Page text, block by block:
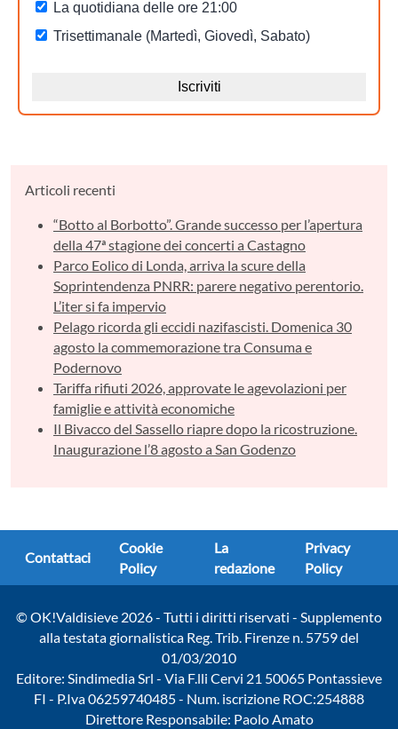
Articoli recenti
“Botto al Borbotto”. Grande successo per l’apertura
della 47ª stagione dei concerti a Castagno
Parco Eolico di Londa, arriva la scure della
Soprintendenza PNRR: parere negativo perentorio.
L’iter si fa impervio
Pelago ricorda gli eccidi nazifascisti. Domenica 30
agosto la commemorazione tra Consuma e
Podernovo
Tariffa rifiuti 2026, approvate le agevolazioni per
famiglie e attività economiche
Il Bivacco del Sassello riapre dopo la ricostruzione.
Inaugurazione l’8 agosto a San Godenzo
Contattaci
Cookie
Policy
La
redazione
Privacy
Policy
© OK!Valdisieve 2026 - Tutti i diritti riservati - Supplemento
alla testata giornalistica Reg. Trib. Firenze n. 5759 del
01/03/2010
Editore: Sindimedia Srl - Via F.lli Cervi 21 50065 Pontassieve
FI - P.Iva 06259740485 - Num. iscrizione ROC:254888
Direttore Responsabile: Paolo Amato